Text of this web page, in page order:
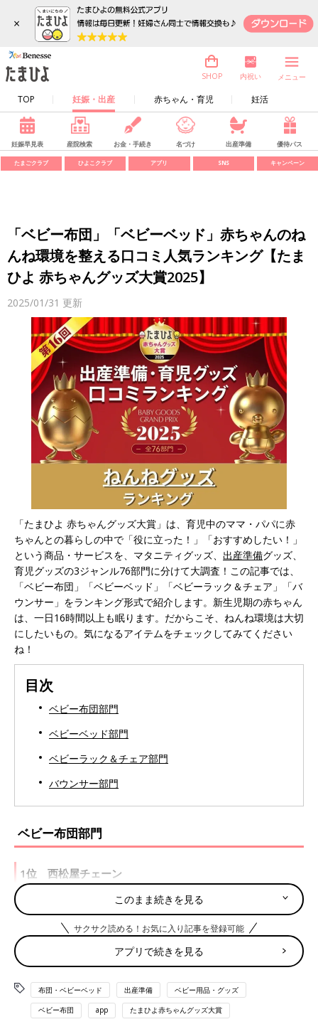
×
TOP 妊娠・出産 赤ちゃん・育児 妊活
SHOP 内祝い メニュー
妊娠早見表 産院検索 お金・手続き 名づけ 出産準備 優待パス
たまごクラブ ひよこクラブ アプリ SNS キャンペーン
「ベビー布団」「ベビーベッド」赤ちゃんのね
んね環境を整える口コミ人気ランキング【たま
ひよ 赤ちゃんグッズ大賞2025】
2025/01/31 更新
「たまひよ 赤ちゃんグッズ大賞」は、育児中のママ・パパに赤
ちゃんとの暮らしの中で「役に立った！」「おすすめしたい！」
という商品・サービスを、マタニティグッズ、 出産準備グッズ、
育児グッズの3ジャンル76部門に分けて大調査！この記事では、
「ベビー布団」「ベビーベッド」「ベビーラック＆チェア」「バ
ウンサー」をランキング形式で紹介します。新生児期の赤ちゃん
は、一日16時間以上も眠ります。だからこそ、ねんね環境は大切
にしたいもの。気になるアイテムをチェックしてみてください
ね！
目次
ベビー布団部門
ベビーベッド部門
ベビーラック＆チェア部門
バウンサー部門
ベビー布団部門
1位 西松屋チェーン
昨年1位にランクアップした順位をキープ。10点セットで1万円
以下という価格に、「これを買えば必要なものがすべてそろう」
というコスパのよさを、多くのママ・パパが支持。ほどよいかた
さの敷布団や、肌触りのいい掛け布団といった、品質の高さにも
人気が集まっていました。
このまま続きを見る
サクサク読める！お気に入り記事を登録可能
アプリで続きを見る
布団・ベビーベッド 出産準備 ベビー用品・グッズ
ベビー布団 app たまひよ赤ちゃんグッズ大賞